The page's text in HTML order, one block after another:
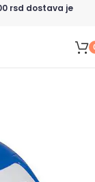
rsd dostava je